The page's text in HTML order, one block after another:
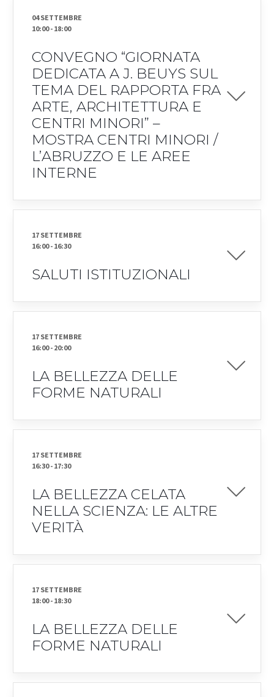
04 SETTEMBRE
10:00- 18:00
CONVEGNO “GIORNATA
DEDICATA A J. BEUYS SUL
TEMA DEL RAPPORTA FRA
ARTE, ARCHITETTURA E
CENTRI MINORI” –
MOSTRA CENTRI MINORI /
L’ABRUZZO E LE AREE
INTERNE
17 SETTEMBRE
16:00- 16:30
SALUTI ISTITUZIONALI
17 SETTEMBRE
16:00- 20:00
LA BELLEZZA DELLE
FORME NATURALI
17 SETTEMBRE
16:30- 17:30
LA BELLEZZA CELATA
NELLA SCIENZA: LE ALTRE
VERITÀ
17 SETTEMBRE
18:00- 18:30
LA BELLEZZA DELLE
FORME NATURALI